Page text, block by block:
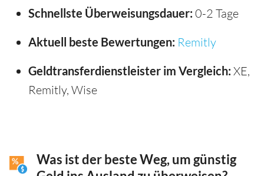
Schnellste Überweisungsdauer: 0-2 Tage
Aktuell beste Bewertungen: Remitly
Geldtransferdienstleister im Vergleich: XE,
Remitly, Wise
Was ist der beste Weg, um günstig